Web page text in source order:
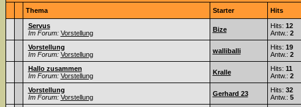
Thema Starter Hits
Servus
Im Forum: Vorstellung Bize Hits: 12
Antw.: 2
Vorstellung
Im Forum: Vorstellung walliballi Hits: 19
Antw.: 2
Hallo zusammen
Im Forum: Vorstellung Kralle Hits: 11
Antw.: 2
Vorstellung
Im Forum: Vorstellung Gerhard 23 Hits: 32
Antw.: 5